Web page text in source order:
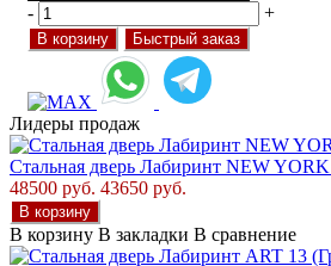
- +
В корзину Быстрый заказ
Лидеры продаж
Стальная дверь Лабиринт NEW
48500 руб. 43650 руб.
В корзину
В корзину В закладки В сравнение